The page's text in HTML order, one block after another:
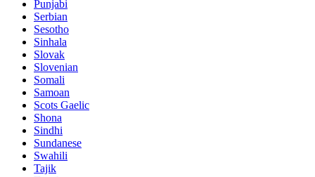
Punjabi
Serbian
Sesotho
Sinhala
Slovak
Slovenian
Somali
Samoan
Scots Gaelic
Shona
Sindhi
Sundanese
Swahili
Tajik